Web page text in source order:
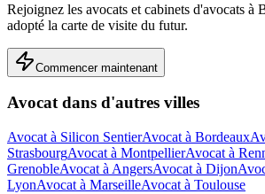
Rejoignez les avocats et cabinets d'avocats à
adopté la carte de visite du futur.
Commencer maintenant
Avocatdans d'autres villes
Avocat à Silicon SentierAvocat à Bordeaux
StrasbourgAvocat à MontpellierAvocat à
GrenobleAvocat à AngersAvocat à Dijon
LyonAvocat à MarseilleAvocat à Toulouse